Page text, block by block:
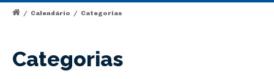
/ Calendário / Categorias
Categorias